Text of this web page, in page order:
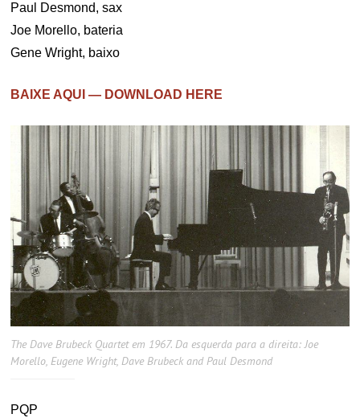
Paul Desmond, sax
Joe Morello, bateria
Gene Wright, baixo
BAIXE AQUI — DOWNLOAD HERE
The Dave Brubeck Quartet em 1967. Da esquerda para a direita: Joe
Morello, Eugene Wright, Dave Brubeck and Paul Desmond
PQP